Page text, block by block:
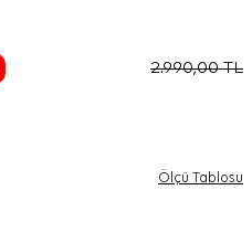
2.990,00TL
Ölçü Tablosu